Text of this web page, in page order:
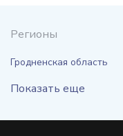
Регионы
Гродненская область
Показать еще